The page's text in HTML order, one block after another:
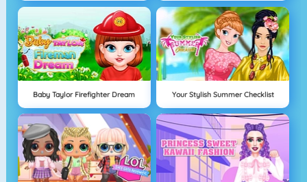
Baby Taylor Firefighter Dream Your Stylish Summer Checklist